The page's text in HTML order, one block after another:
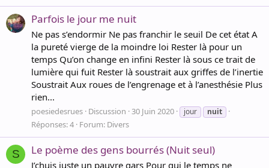
Parfois le jour me nuit
Ne pas s’endormir Ne pas franchir le seuil De cet état A
la pureté vierge de la moindre loi Rester là pour un
temps Qu’on change en infini Rester là sous ce trait de
lumière qui fuit Rester là soustrait aux griffes de l’inertie
Soustrait Aux roues de l’engrenage et à l’anesthésie Plus
rien...
poesiedesrues Discussion 30 Juin 2020 jour nuit
Réponses: 4 Forum: Divers
S Le poème des gens bourrés (Nuit seul)
J’chuis juste un pauvre gars Pour qui le temps ne